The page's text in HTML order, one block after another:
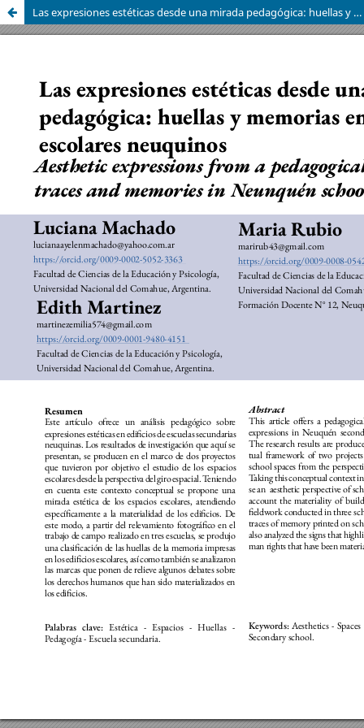
Las expresiones estéticas desde una mirada pedagógica: huellas y memorias en edificios escolares neuquinos